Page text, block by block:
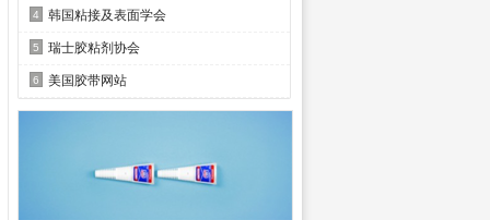
4 韩国粘接及表面学会
5 瑞士胶粘剂协会
6 美国胶带网站